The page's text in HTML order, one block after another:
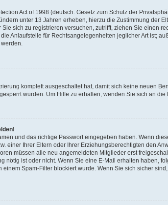
Act of 1998 (deutsch: Gesetz zum Schutz der
unter 13 Jahren erheben, hierzu die Zustimmung der
sich zu registrieren versuchen, zutrifft, ziehen Sie einen
Anlaufstelle für Rechtsangelegenheiten jeglicher Art ist;
komplett ausgeschaltet hat, damit sich keine neuen
wurden. Um Hilfe zu erhalten, wenden Sie sich an die
und das richtige Passwort eingegeben haben. Wenn
einer Ihrer Eltern oder Ihrer Erziehungsberechtigten den
müssen alle neu angemeldeten Mitglieder erst
nötig ist oder nicht. Wenn Sie eine E-Mail erhalten haben,
Spam-Filter blockiert wurde. Wenn Sie sich sicher